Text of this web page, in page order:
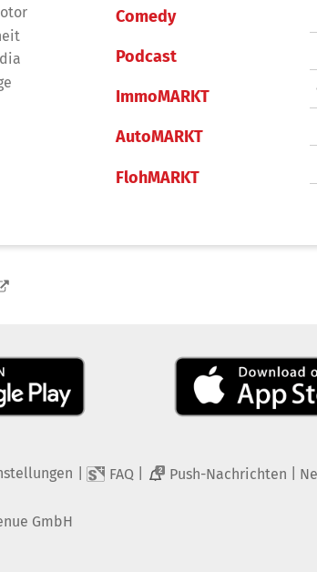
Comedy
Podcast
ImmoMARKT
AutoMARKT
FlohMARKT
FAQ 2 Push-Nachrichten
GmbH